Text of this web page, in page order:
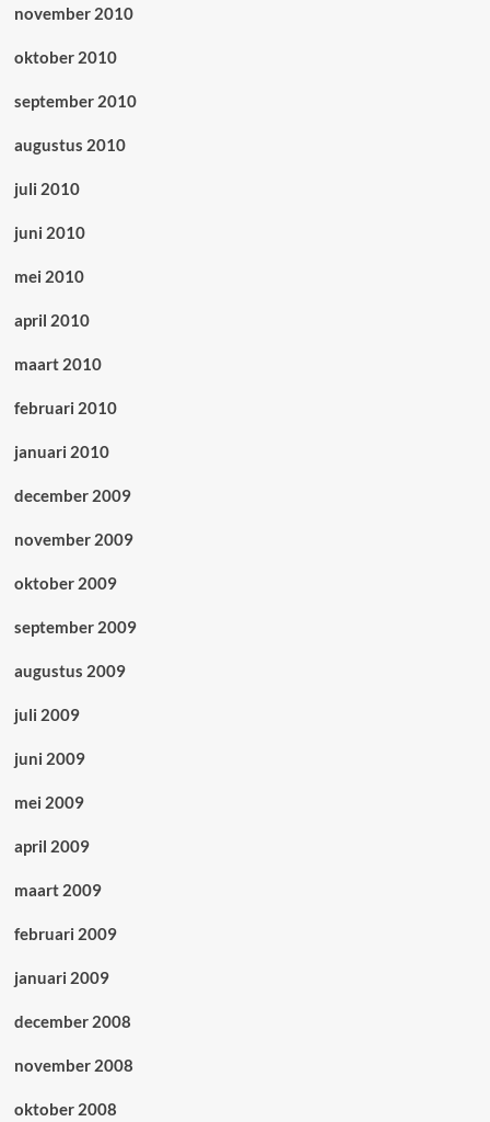
november 2010
oktober 2010
september 2010
augustus 2010
juli 2010
juni 2010
mei 2010
april 2010
maart 2010
februari 2010
januari 2010
december 2009
november 2009
oktober 2009
september 2009
augustus 2009
juli 2009
juni 2009
mei 2009
april 2009
maart 2009
februari 2009
januari 2009
december 2008
november 2008
oktober 2008